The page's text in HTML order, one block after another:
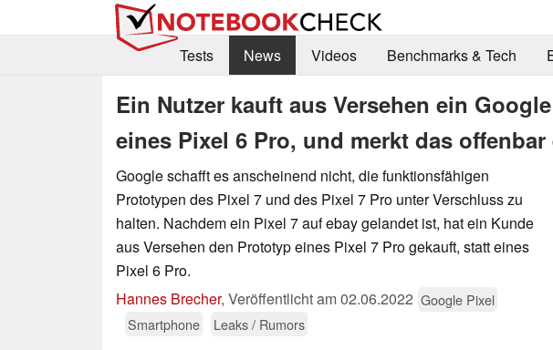
Tests
News Videos Benchmarks & Tech
Ein Nutzer kauft aus Versehen ein
eines Pixel 6 Pro, und merkt das
Google schafft es anscheinend nicht, die funktionsfähigen
Prototypen des Pixel 7 und des Pixel 7 Pro unter Verschluss zu
halten. Nachdem ein Pixel 7 auf ebay gelandet ist, hat ein Kunde
aus Versehen den Prototyp eines Pixel 7 Pro gekauft, statt eines
Pixel 6 Pro.
Hannes Brecher, Veröffentlicht am02.06.2022 Google Pixel
Smartphone
Leaks / Rumors